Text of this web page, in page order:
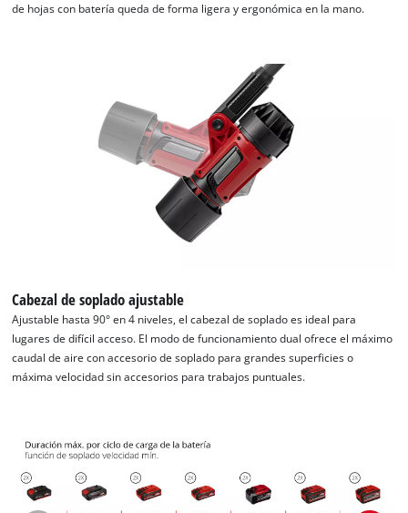
¡Necesitamos su consentimiento para
cargar el servicio Google Maps!
This content is not permitted to load due
to trackers that are not disclosed to the
visitor. The website owner needs to setup
the site with their CMP to add this content
to the list of technologies used.
Powered by
de hojas con batería queda de forma ligera y ergonómica en la mano.
Cabezal de soplado ajustable
Ajustable hasta 90° en 4 niveles, el cabezal de soplado es ideal para
lugares de difícil acceso. El modo de funcionamiento dual ofrece el máximo
caudal de aire con accesorio de soplado para grandes superficies o
máxima velocidad sin accesorios para trabajos puntuales.